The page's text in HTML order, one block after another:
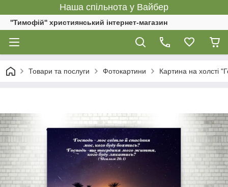
Наша спільнота у Вайбер
''Тимофій'' християнський інтернет-магазин
Товари та послуги Фотокартини Картина на холсті